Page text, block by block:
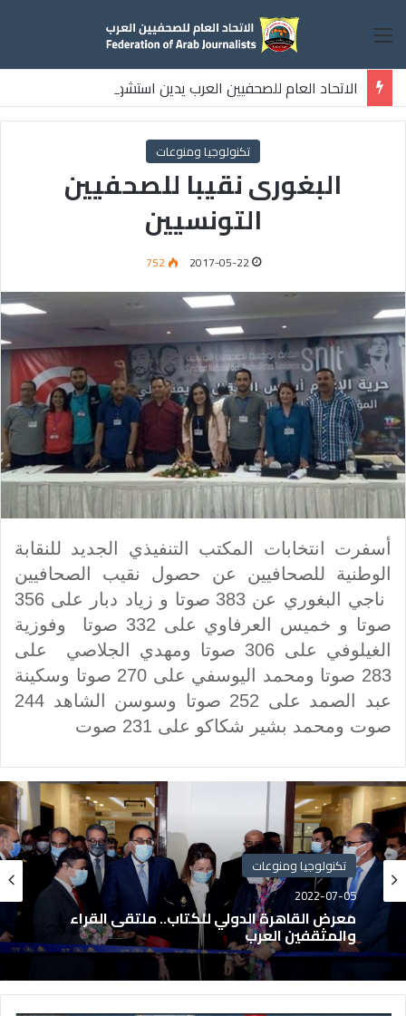
القائمة
الاتحاد العام للصحفيين العرب يدين استشهاد
ثلاثة صحفيين فلسطينيين باستهداف إسرائيلي وسط قطاع غزة
تكنولوجيا ومنوعات
البغورى نقيبا للصحفيين
التونسيين
2017-05-22
752
أسفرت انتخابات المكتب التنفيذي الجديد للنقابة
الوطنية للصحافيين عن حصول نقيب الصحافيين
ناجي البغوري عن 383 صوتا و زياد دبار على 356
صوتا و خميس العرفاوي على 332 صوتا وفوزية
الغيلوفي على 306 صوتا ومهدي الجلاصي على
283 صوتا ومحمد اليوسفي على 270 صوتا وسكينة
عبد الصمد على 252 صوتا وسوسن الشاهد 244
صوت ومحمد بشير شكاكو على 231 صوت
تكنولوجيا ومنوعات
2022-07-05
معرض القاهرة الدولي للكتاب.. ملتقى القراء
والمثقفين العرب